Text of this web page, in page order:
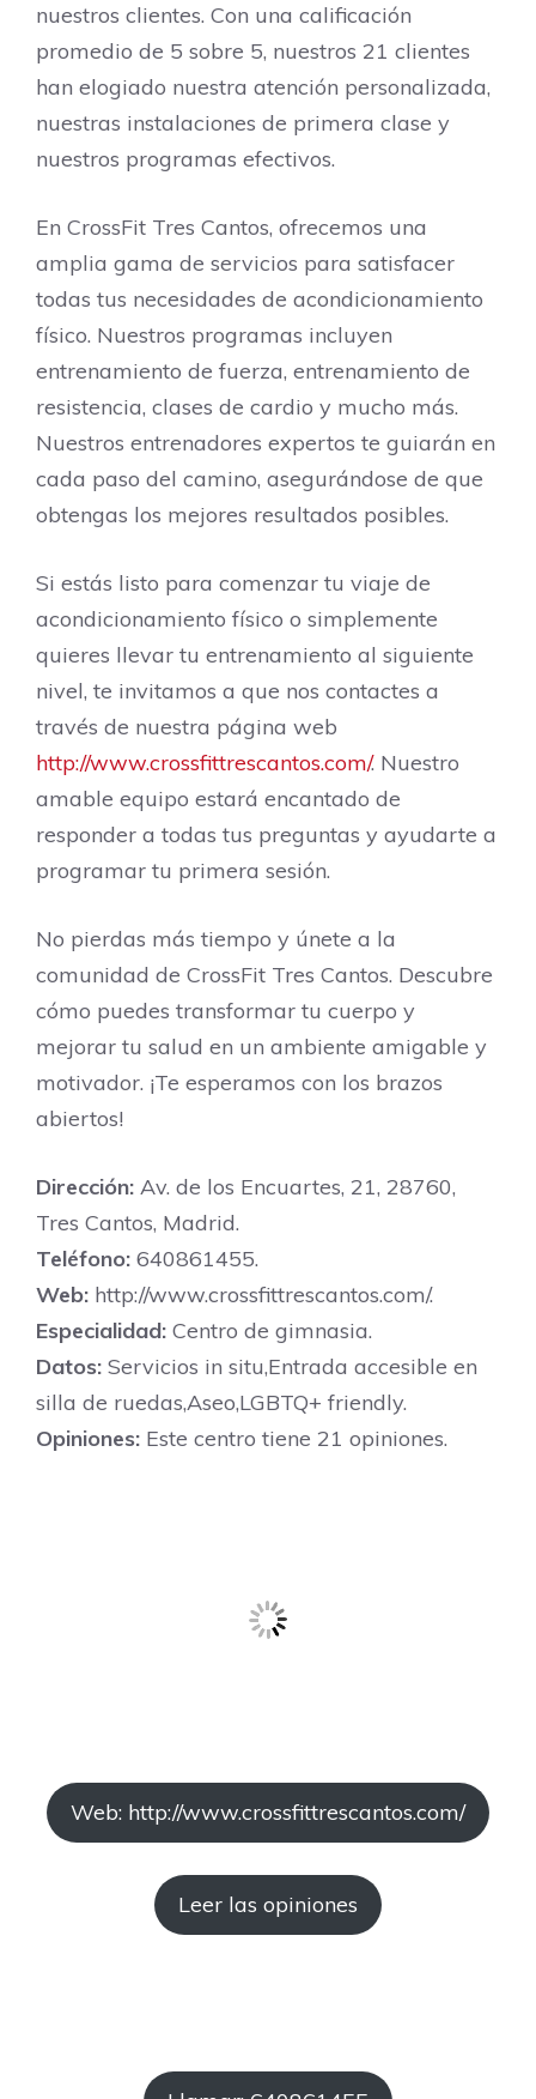
nuestros clientes. Con una calificación
promedio de 5 sobre 5, nuestros 21 clientes
han elogiado nuestra atención personalizada,
nuestras instalaciones de primera clase y
nuestros programas efectivos.
En CrossFit Tres Cantos, ofrecemos una
amplia gama de servicios para satisfacer
todas tus necesidades de acondicionamiento
físico. Nuestros programas incluyen
entrenamiento de fuerza, entrenamiento de
resistencia, clases de cardio y mucho más.
Nuestros entrenadores expertos te guiarán en
cada paso del camino, asegurándose de que
obtengas los mejores resultados posibles.
Si estás listo para comenzar tu viaje de
acondicionamiento físico o simplemente
quieres llevar tu entrenamiento al siguiente
nivel, te invitamos a que nos contactes a
través de nuestra página web
http://www.crossfittrescantos.com/. Nuestro
amable equipo estará encantado de
responder a todas tus preguntas y ayudarte a
programar tu primera sesión.
No pierdas más tiempo y únete a la
comunidad de CrossFit Tres Cantos. Descubre
cómo puedes transformar tu cuerpo y
mejorar tu salud en un ambiente amigable y
motivador. ¡Te esperamos con los brazos
abiertos!
Dirección: Av. de los Encuartes, 21, 28760,
Tres Cantos, Madrid.
Teléfono: 640861455.
Web: http://www.crossfittrescantos.com/.
Especialidad: Centro de gimnasia.
Datos: Servicios in situ,Entrada accesible en
silla de ruedas,Aseo,LGBTQ+ friendly.
Opiniones: Este centro tiene 21 opiniones.
Web: http://www.crossfittrescantos.com/
Leer las opiniones